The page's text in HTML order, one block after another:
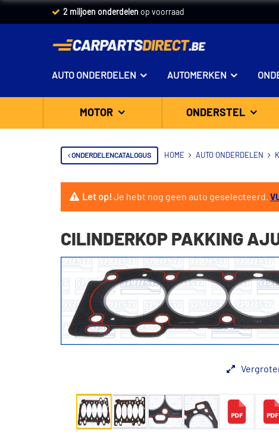
2 miljoen onderdelen op voorraad
AUTO ONDERDELEN AUTOMERKEN
MOTOR ONDERSTEL
ONDERDELENCATALOGUS HOME AUTO ONDERDELEN
Let op!Je hebt nog geen auto geselecteerd.
CILINDERKOP PAKKING